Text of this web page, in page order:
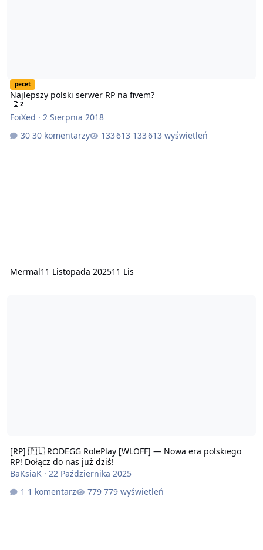
pecet
Najlepszy polski serwer RP na fivem?
2
FoiXed · 2 Sierpnia 2018
30 komentarzy
133 613 wyświetleń
Mermal11 Listopada 202511 Lis
[RP] 🇵🇱 RODEGG RolePlay [WLOFF] — Nowa era polskiego
RP! Dołącz do nas już dziś!
BaKsiaK· 22 Października 2025
1 komentarz
779 wyświetleń